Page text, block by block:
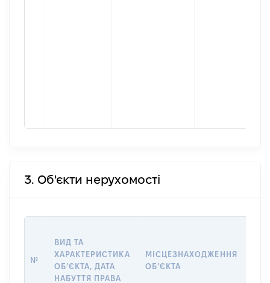
3. Об'єкти нерухомості
№
ВИД ТА
ХАРАКТЕРИСТИКА
ОБʼЄКТА, ДАТА
НАБУТТЯ ПРАВА
МІСЦЕЗНАХОДЖЕННЯ
ОБʼЄКТА